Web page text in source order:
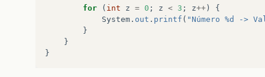
for ( int z = 0 ; z < 3 ; z++ )
{
System . out . printf ( "Número %d ->
}
}
}